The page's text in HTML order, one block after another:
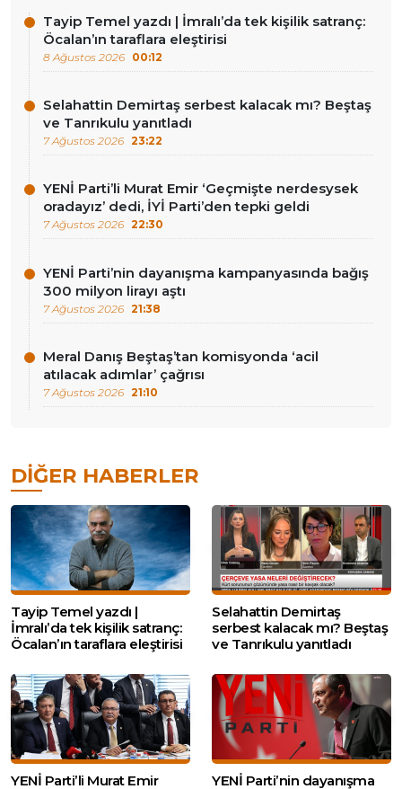
Tayip Temel yazdı | İmralı’da tek kişilik satranç:
Öcalan’ın taraflara eleştirisi
8 Ağustos 2026 00:12
Selahattin Demirtaş serbest kalacak mı? Beştaş
ve Tanrıkulu yanıtladı
7 Ağustos 2026 23:22
YENİ Parti’li Murat Emir ‘Geçmişte nerdesysek
oradayız’ dedi, İYİ Parti’den tepki geldi
7 Ağustos 2026 22:30
YENİ Parti’nin dayanışma kampanyasında bağış
300 milyon lirayı aştı
7 Ağustos 2026 21:38
Meral Danış Beştaş’tan komisyonda ‘acil
atılacak adımlar’ çağrısı
7 Ağustos 2026 21:10
DIĞER HABERLER
Tayip Temel yazdı |
İmralı’da tek kişilik satranç:
Öcalan’ın taraflara eleştirisi
Selahattin Demirtaş
serbest kalacak mı? Beştaş
ve Tanrıkulu yanıtladı
YENİ Parti’li Murat Emir
YENİ Parti’nin dayanışma